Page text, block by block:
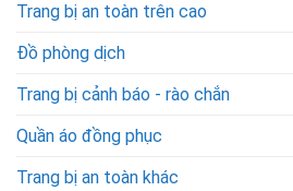
Trang bị an toàn trên cao
Đồ phòng dịch
Trang bị cảnh báo - rào chắn
Quần áo đồng phục
Trang bị an toàn khác